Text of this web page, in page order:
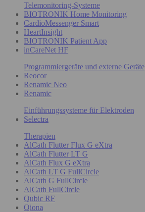
Telemonitoring-Systeme
BIOTRONIK Home Monitoring
CardioMessenger Smart
HeartInsight
BIOTRONIK Patient App
inCareNet HF
Programmiergeräte und externe Geräte
Reocor
Renamic Neo
Renamic
Einführungssysteme für Elektroden
Selectra
Therapien
AlCath Flutter Flux G eXtra
AlCath Flutter LT G
AlCath Flux G eXtra
AlCath LT G FullCircle
AlCath G FullCircle
AlCath FullCircle
Qubic RF
Qiona